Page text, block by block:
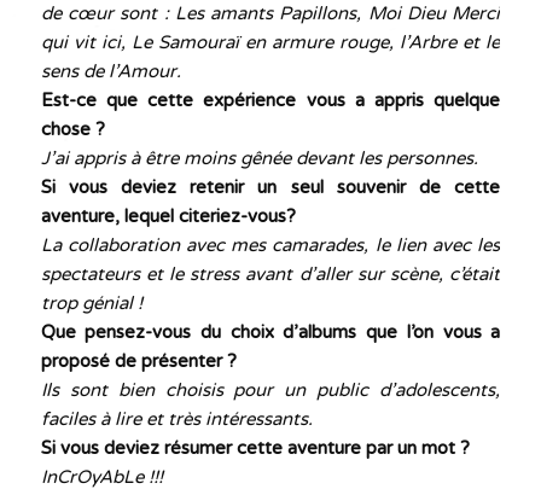
de cœur sont : Les amants Papillons, Moi Dieu Merci
qui vit ici, Le Samouraï en armure rouge, l’Arbre et le
sens de l’Amour.
Est-ce que cette expérience vous a appris quelque
chose ?
J’ai appris à être moins gênée devant les personnes.
Si vous deviez retenir un seul souvenir de cette
aventure, lequel citeriez-vous?
La collaboration avec mes camarades, le lien avec les
spectateurs et le stress avant d’aller sur scène, c’était
trop génial !
Que pensez-vous du choix d’albums que l’on vous a
proposé de présenter ?
Ils sont bien choisis pour un public d’adolescents,
faciles à lire et très intéressants.
Si vous deviez résumer cette aventure par un mot ?
InCrOyAbLe !!!